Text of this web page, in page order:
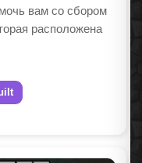
вам со сбором
расположена